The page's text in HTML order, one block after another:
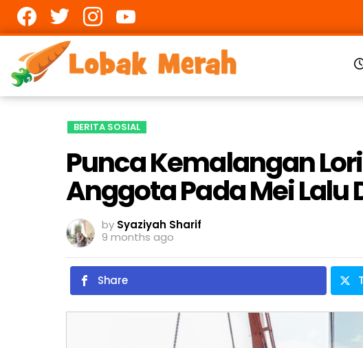
BERITA SOSIAL
Punca Kemalangan
Anggota Pada Mei Lalu
by Syaziyah Sharif
9 months ago
Share